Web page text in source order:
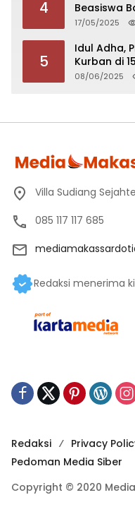
4
Beasiswa
Fakultas
17/05/2025
5
Idul Adha,
Kurban di
08/06/2025
Villa Sudiang
085 117 117 685
Redaksi menerima
Redaksi Privacy
Pedoman Media Siber
Copyright © 2020